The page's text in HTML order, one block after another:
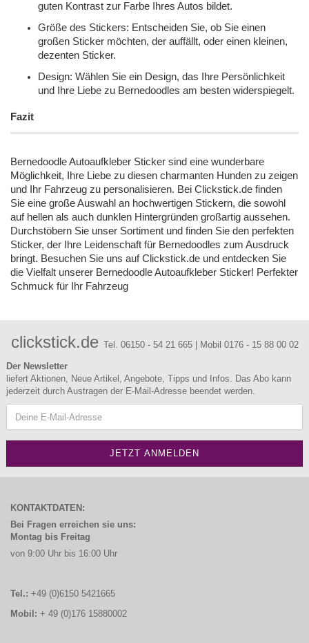
guten Kontrast zur Farbe Ihres Autos bildet.
Größe des Stickers: Entscheiden Sie, ob Sie einen
großen Sticker möchten, der auffällt, oder einen kleinen,
dezenten Sticker.
Design: Wählen Sie ein Design, das Ihre Persönlichkeit
und Ihre Liebe zu Bernedoodles am besten widerspiegelt.
Fazit
Bernedoodle Autoaufkleber Sticker sind eine wunderbare
Möglichkeit, Ihre Liebe zu diesen charmanten Hunden zu zeigen
und Ihr Fahrzeug zu personalisieren. Bei Clickstick.de finden
Sie eine große Auswahl an hochwertigen Stickern, die sowohl
auf hellen als auch dunklen Hintergründen großartig aussehen.
Durchstöbern Sie unser Sortiment und finden Sie den perfekten
Sticker, der Ihre Leidenschaft für Bernedoodles zum Ausdruck
bringt. Besuchen Sie uns auf Clickstick.de und entdecken Sie
die Vielfalt unserer Bernedoodle Autoaufkleber Sticker! Perfekter
Schmuck für Ihr Fahrzeug
clickstick.de Tel. 06150 - 54 21 665 | Mobil 0176 - 15 88 00 02
Der Newsletter
liefert Aktionen, Neue Artikel, Angebote, Tipps und Infos. Das Abo kann
jederzeit durch Austragen der E-Mail-Adresse beendet werden.
KONTAKTDATEN:
Bei Fragen erreichen sie uns:
Montag bis Freitag
von 9:00 Uhr bis 16:00 Uhr
Tel.: +49 (0)6150 5421665
Mobil: + 49 (0)176 15880002